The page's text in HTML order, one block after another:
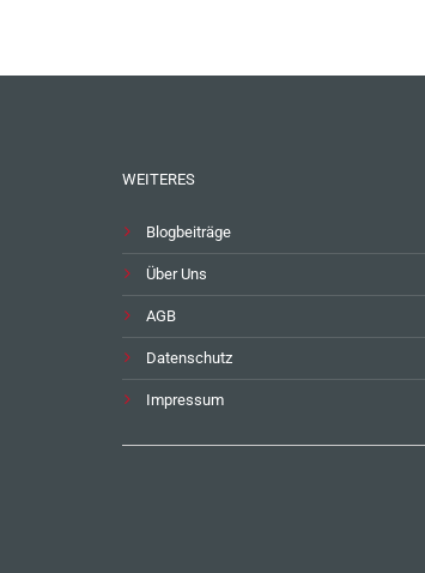
WEITERES
Blogbeiträge
Über Uns
AGB
Datenschutz
Impressum